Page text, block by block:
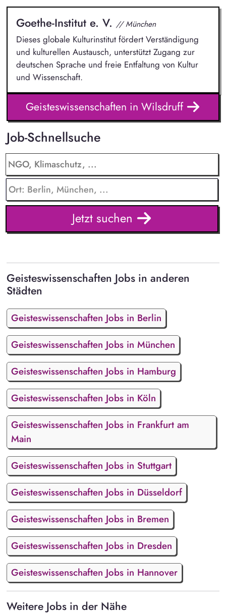
Goethe-Institut e. V. // München
Dieses globale Kulturinstitut fördert Verständigung
und kulturellen Austausch, unterstützt Zugang zur
deutschen Sprache und freie Entfaltung von Kultur
und Wissenschaft.
Geisteswissenschaften in Wilsdruff
Job-Schnellsuche
Jetzt suchen
Geisteswissenschaften Jobs in anderen
Städten
Geisteswissenschaften Jobs in Berlin
Geisteswissenschaften Jobs in München
Geisteswissenschaften Jobs in Hamburg
Geisteswissenschaften Jobs in Köln
Geisteswissenschaften Jobs in Frankfurt am
Main
Geisteswissenschaften Jobs in Stuttgart
Geisteswissenschaften Jobs in Düsseldorf
Geisteswissenschaften Jobs in Bremen
Geisteswissenschaften Jobs in Dresden
Geisteswissenschaften Jobs in Hannover
Weitere Jobs in der Nähe